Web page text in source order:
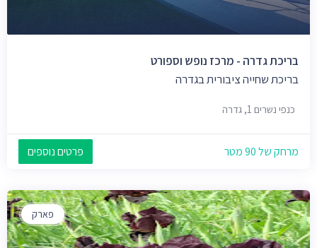
בריכת גדרה - מרכז נופש וספורט
בריכת שחייה ציבורית בגדרה
כנפי נשרים 1, גדרה
מרחק של 90 מטר פרטים נוספים
פארק